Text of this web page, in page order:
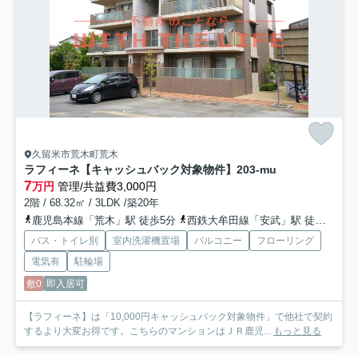
久留米市荒木町荒木
ラフィーネ【キャッシュバック対象物件】 203-mu
7万円 管理/共益費3,000円
2階 / 68.32㎡ / 3LDK /築20年
鹿児島本線「荒木」駅 徒歩5分
西鉄大牟田線「安武」駅 徒歩28分
バス・トイレ別 室内洗濯機置場 バルコニー
フローリング
電気有
駐輪場
敷0 即入居可
【ラフィーネ】は「10,000円キャッシュバック対象物件」で他社で契約
するより大変お得です。こちらのマンションはＪＲ鹿児... もっと見る